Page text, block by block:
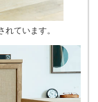
ています。